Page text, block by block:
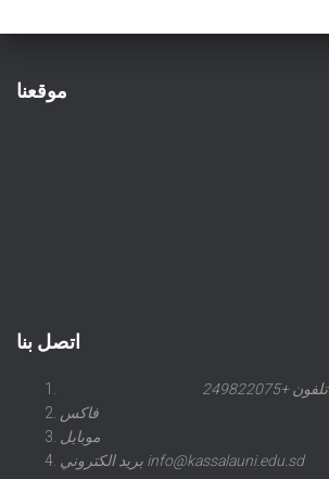
موقعنا
اتصل بنا
تلفون +249822075
فاكس
موبايل
بريد الكتروني info@kassalauni.edu.sd